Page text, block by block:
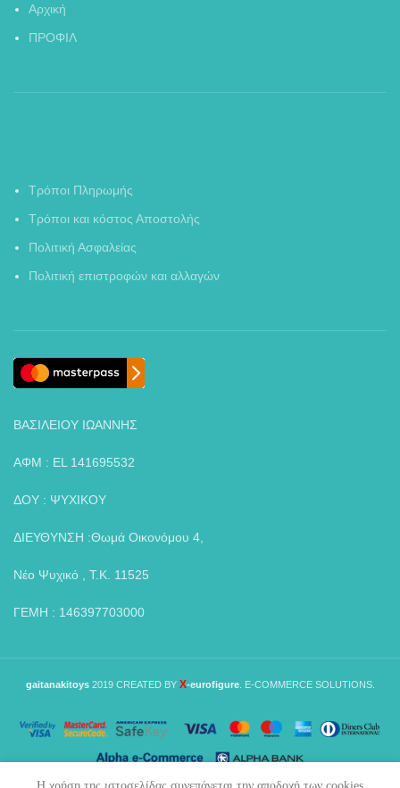
Αρχική
ΠΡΟΦΙΛ
Τρόποι Πληρωμής
Τρόποι και κόστος Αποστολής
Πολιτική Ασφαλείας
Πολιτική επιστροφών και αλλαγών
ΒΑΣΙΛΕΙΟΥ ΙΩΑΝΝΗΣ
ΑΦΜ : EL 141695532
ΔΟΥ : ΨΥΧΙΚΟΥ
ΔΙΕΥΘΥΝΣΗ :Θωμά Οικονόμου 4,
Νέο Ψυχικό , Τ.Κ. 11525
ΓΕΜΗ : 146397703000
gaitanakitoys 2019 CREATED BY X-eurofigure. E-COMMERCE SOLUTIONS.